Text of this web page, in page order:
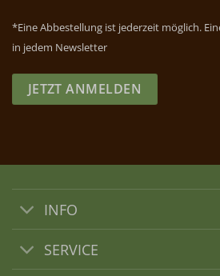
*Eine Abbestellung ist jederzeit möglich.
in jedem Newsletter
JETZT ANMELDEN
INFO
SERVICE